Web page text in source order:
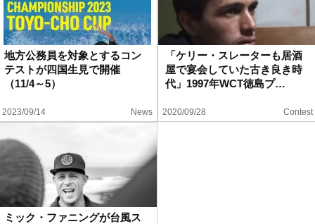
地方公務員を対象とするコン
テストが四国生見で開催
（11/4～5）
2023/09/14 News
「ケリー・スレーターも居酒
屋で宴会していた古き良き時
代」1997年WCT徳島プ…
2020/09/28 Contest
ミック・ファニングが台風ス
S.ONE ショート＆ロング開幕戦・現地リポート（高
橋みなと）
ニュース
試合
ハウツー